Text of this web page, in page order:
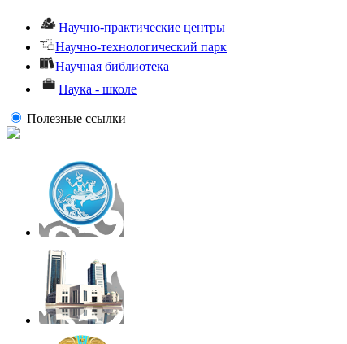
Научно-практические центры
Научно-технологический парк
Научная библиотека
Наука - школе
Полезные ссылки